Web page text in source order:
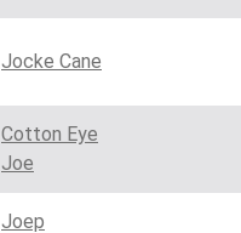
Jocke Cane
Cotton Eye
Joe
Joep